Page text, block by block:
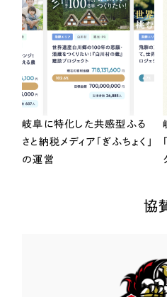
岐阜に特化した共感型ふる
さと納税メディア「ぎふちょく」
の運営
協